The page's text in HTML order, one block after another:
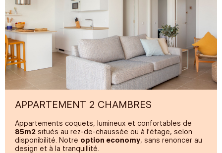
APPARTEMENT 2 CHAMBRES
Appartements coquets, lumineux et confortables de
85m2 situés au rez-de-chaussée ou à l'étage, selon
disponibilité. Notre option economy, sans renoncer au
design et à la tranquillité.